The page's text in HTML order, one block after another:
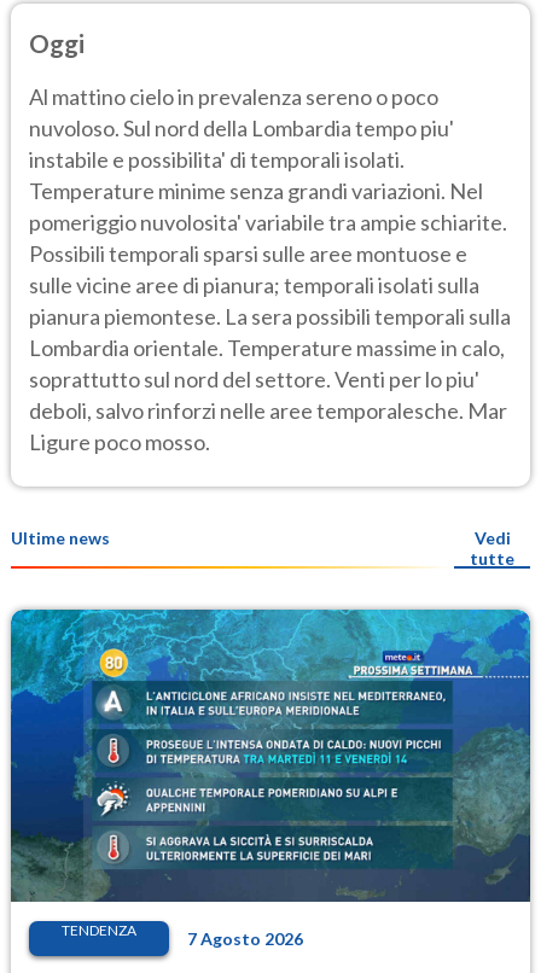
Oggi
Al mattino cielo in prevalenza sereno o poco
nuvoloso. Sul nord della Lombardia tempo piu'
instabile e possibilita' di temporali isolati.
Temperature minime senza grandi variazioni. Nel
pomeriggio nuvolosita' variabile tra ampie schiarite.
Possibili temporali sparsi sulle aree montuose e
sulle vicine aree di pianura; temporali isolati sulla
pianura piemontese. La sera possibili temporali sulla
Lombardia orientale. Temperature massime in calo,
soprattutto sul nord del settore. Venti per lo piu'
deboli, salvo rinforzi nelle aree temporalesche. Mar
Ligure poco mosso.
Ultime news
Vedi
tutte
TENDENZA 7 Agosto 2026